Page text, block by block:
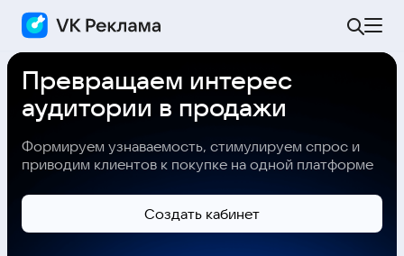
Превращаем интерес
аудитории в продажи
Формируем узнаваемость, стимулируем спрос и
приводим клиентов к покупке на одной платформе
Cоздать кабинет